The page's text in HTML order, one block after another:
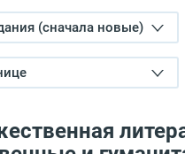
(сначала новые)